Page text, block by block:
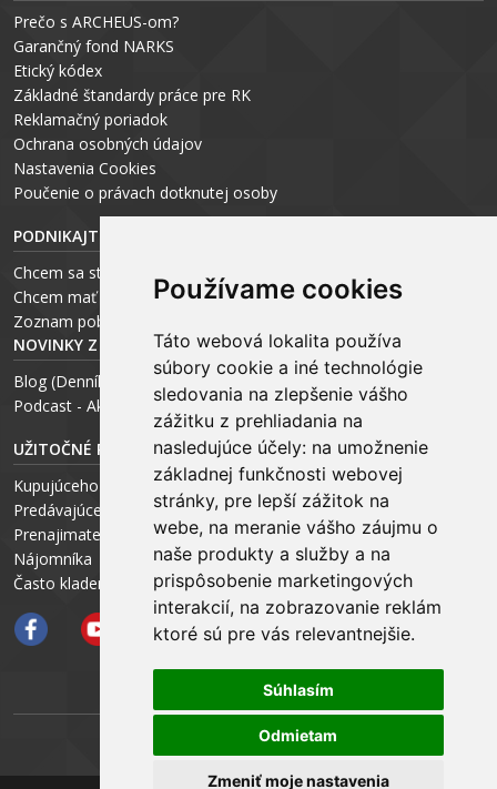
Používame cookies
Táto webová lokalita používa
súbory cookie a iné technológie
sledovania na zlepšenie vášho
zážitku z prehliadania na
nasledujúce účely: na umožnenie
základnej funkčnosti webovej
stránky, pre lepší zážitok na
webe, na meranie vášho záujmu o
naše produkty a služby a na
prispôsobenie marketingových
interakcií, na zobrazovanie reklám
ktoré sú pre vás relevantnejšie.
Súhlasím
Odmietam
Zmeniť moje nastavenia
Prečo s ARCHEUS-om?
Garančný fond NARKS
Etický kódex
Základné štandardy práce pre RK
Reklamačný poriadok
Ochrana osobných údajov
Nastavenia Cookies
Poučenie o právach dotknutej osoby
PODNIKAJTE S ARCHEUS-OM
Chcem sa stať realitným odborníkom
Chcem mať vlastnú kanceláriu
Zoznam pobočiek
NOVINKY Z MÉDIÍ
Blog (Denník N a Trend) – R. Štalmach
Podcast - Ako začínal ARCHEUS - R. Štalmach / CEO
UŽITOČNÉ RADY PRE
Kupujúceho
Predávajúceho
Prenajimateľa
Nájomníka
Často kladené otázky FAQ